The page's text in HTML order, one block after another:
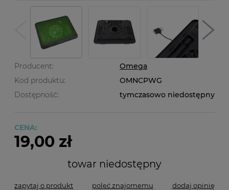
Producent:
Omega
Kod produktu:
OMNCPWG
Dostępność:
tymczasowo niedostępny
CENA:
19,00 zł
towar niedostępny
zapytaj o produkt poleć znajomemu
dodaj opinię